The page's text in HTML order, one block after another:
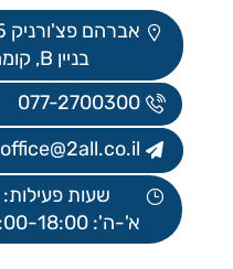
אברהם פצ'ורניק 5, נס ציונה
בניין B, קומה 5
077-2700300
office@2all.co.il
שעות פעילות:
א'-ה': 09:00-18:00